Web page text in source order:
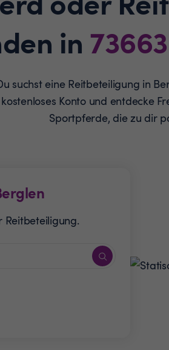
in 73663
suchst eine Reitbeteiligung in
kostenloses Konto und entdecke
Sportpferde, die zu dir
Reitbeteiligung.